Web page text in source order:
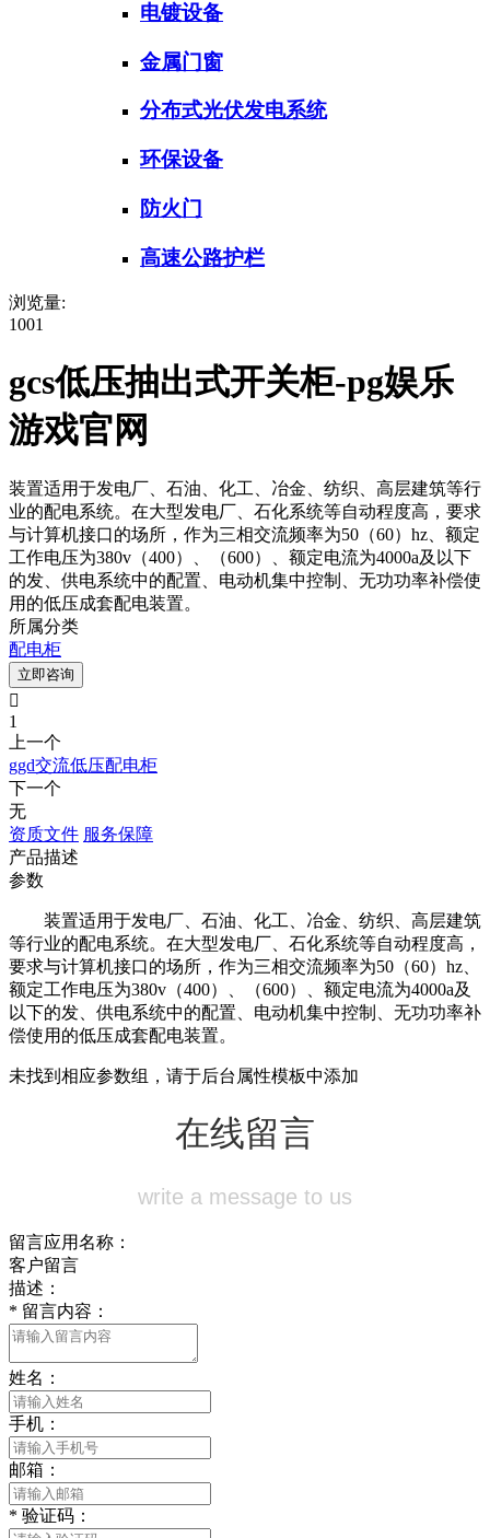
电镀设备
金属门窗
分布式光伏发电系统
环保设备
防火门
高速公路护栏
浏览量:
1001
gcs低压抽出式开关柜-pg娱乐
游戏官网
装置适用于发电厂、石油、化工、冶金、纺织、高层建筑等行
业的配电系统。在大型发电厂、石化系统等自动程度高，要求
与计算机接口的场所，作为三相交流频率为50（60）hz、额定
工作电压为380v（400）、（600）、额定电流为4000a及以下
的发、供电系统中的配置、电动机集中控制、无功功率补偿使
用的低压成套配电装置。
所属分类
配电柜
立即咨询

1
上一个
ggd交流低压配电柜
下一个
无
资质文件 服务保障
产品描述
参数
装置适用于发电厂、石油、化工、冶金、纺织、高层建筑
等行业的配电系统。在大型发电厂、石化系统等自动程度高，
要求与计算机接口的场所，作为三相交流频率为50（60）hz、
额定工作电压为380v（400）、（600）、额定电流为4000a及
以下的发、供电系统中的配置、电动机集中控制、无功功率补
偿使用的低压成套配电装置。
未找到相应参数组，请于后台属性模板中添加
在线留言
write a message to us
留言应用名称：
客户留言
描述：
* 留言内容：
姓名：
手机：
邮箱：
* 验证码：